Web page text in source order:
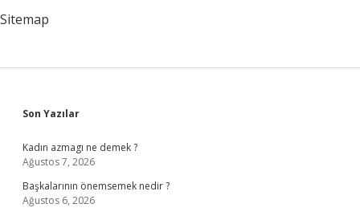
Sitemap
Sidebar
Son Yazılar
Kadın azmagı ne demek ?
Ağustos 7, 2026
Başkalarının önemsemek nedir ?
Ağustos 6, 2026